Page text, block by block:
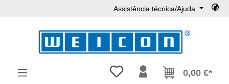
Assistência técnica/Ajuda
Tem 0 itens da lista de desejos
0,00 €*